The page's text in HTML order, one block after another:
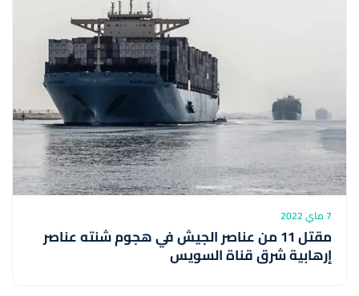
7 ماي 2022
مقتل 11 من عناصر الجيش في هجوم شنته عناصر
إرهابية شرق قناة السويس